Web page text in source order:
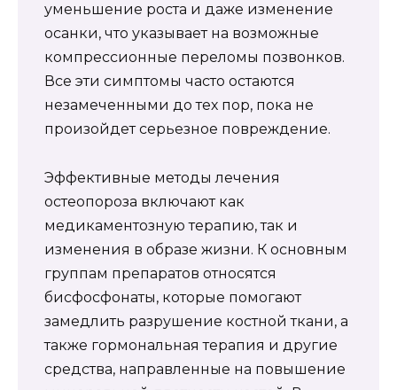
уменьшение роста и даже изменение
осанки, что указывает на возможные
компрессионные переломы позвонков.
Все эти симптомы часто остаются
незамеченными до тех пор, пока не
произойдет серьезное повреждение.
Эффективные методы лечения
остеопороза включают как
медикаментозную терапию, так и
изменения в образе жизни. К основным
группам препаратов относятся
бисфосфонаты, которые помогают
замедлить разрушение костной ткани, а
также гормональная терапия и другие
средства, направленные на повышение